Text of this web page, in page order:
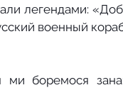
легендами:
военный
ми боремося